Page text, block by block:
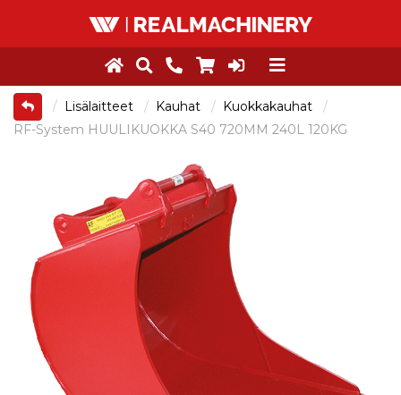
Lisälaitteet Kauhat
Kuokkakauhat
RF-System HUULIKUOKKA S40 720MM 240L 120KG